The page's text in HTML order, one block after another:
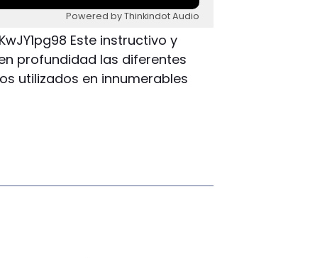
Powered by Thinkindot Audio
Este instructivo y
profundidad las diferentes
utilizados en innumerables